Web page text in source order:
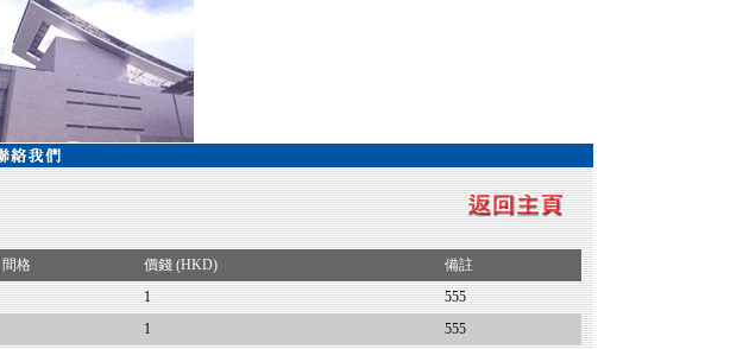
間格 價錢 (HKD)
備註
1
555
1
555